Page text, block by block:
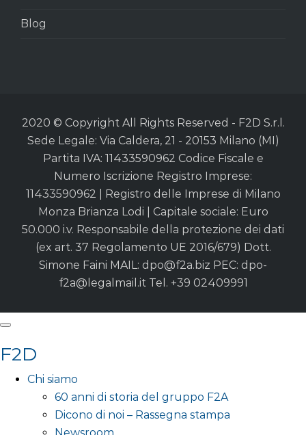
Blog
2020 © Copyright All Rights Reserved - F2D S.r.l.
Sede Legale: Via Caldera, 21 - 20153 Milano (MI)
Partita IVA: 11433590962 Codice Fiscale e
Numero Iscrizione Registro Imprese:
11433590962 | Registro delle Imprese di Milano
Monza Brianza Lodi | Capitale sociale: Euro
50.000 i.v. Responsabile della protezione dei dati
(ex art. 37 Regolamento UE 2016/679) Dott.
Simone Faini MAIL: dpo@f2a.biz PEC: dpo-
f2a@legalmail.itTel. +39 02409991
F2D
Chi siamo
60 anni di storia del gruppo F2A
Dicono di noi – Rassegna stampa